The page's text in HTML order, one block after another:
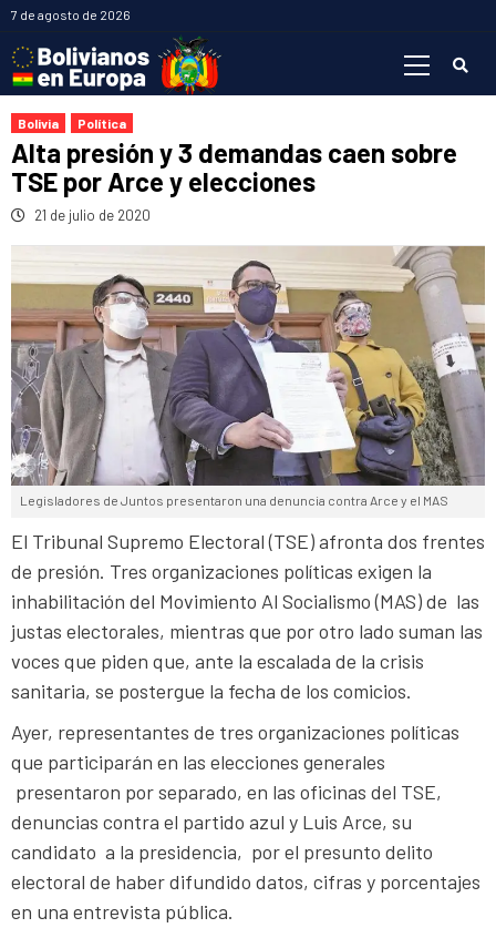
Saltar
contenido
7 de agosto de 2026
Bolivia Política
Alta presión y 3 demandas caen sobre
TSE por Arce y elecciones
21 de julio de 2020
Legisladores de Juntos presentaron una denuncia contra Arce y el MAS
El Tribunal Supremo Electoral (TSE) afronta dos frentes
de presión. Tres organizaciones políticas exigen la
inhabilitación del Movimiento Al Socialismo (MAS) de las
justas electorales, mientras que por otro lado suman las
voces que piden que, ante la escalada de la crisis
sanitaria, se postergue la fecha de los comicios.
Ayer, representantes de tres organizaciones políticas
que participarán en las elecciones generales
presentaron por separado, en las oficinas del TSE,
denuncias contra el partido azul y Luis Arce, su
candidato a la presidencia, por el presunto delito
electoral de haber difundido datos, cifras y porcentajes
en una entrevista pública.